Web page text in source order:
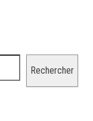
Rechercher